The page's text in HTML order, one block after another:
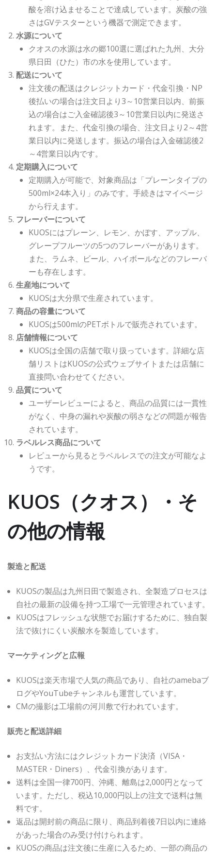
酸を溶け込ませることで達成しています。炭酸の強
さはGVテスターという機器で測定できます。
水源について
クオスの水源は水の郷100選に選ばれた九州、大分
県日田（ひた）市の水を使用しています。
配送について
注文後の配送はクレジットカード・代金引換・NP
後払いの場合は注文日より3～10営業日以内、前振
込の場合はご入金確認後3～10営業日以内に発送さ
れます。また、代金引換の場合、注文日より2～4営
業日以内に発送します。振込の場合は入金確認後2
～4営業日以内です。
定期購入について
定期購入が可能で、対象商品は「プレーンタイプの
500ml×24本入り」のみです。手続きはマイページ
から行えます。
フレーバーについて
KUOSにはプレーン、レモン、かぼす、アップル、
グレープフルーツの5つのフレーバーがあります。
また、ラムネ、ビール、ハイボールなどのフレーバ
ーも存在します。
生産地について
KUOSは大分県で生産されています。
商品の容量について
KUOSは500mlのPETボトルで販売されています。
店舗情報について
KUOSは全国の店舗で取り扱っています。詳細な店
舗リストはKUOSの公式ウェブサイトまたは店舗に
直接問い合わせてください。
品質について
ユーザーレビューによると、商品の品質には一貫性
がなく、中身の漏れや炭酸の弱さなどの問題が報告
されています。
ラベルレス商品について
レビューから見るとラベルレスでの注文が可能なよ
うです。
KUOS（クオス）・そ
の他の情報
製造と配送
KUOSの製品は九州日田で製造され、全製造プロセスは
自社の最新の設備を持つ工場で一元管理されています。
KUOSはフレッシュな状態でお届けするために、独自製
法で抜けにくい炭酸水を製造しています。
マーケティングと広報
KUOSは楽天市場で人気の商品であり、自社のamebaブ
ログやYouTubeチャンネルも運営しています。
CMの撮影は工場前の河川敷で行われています。
販売と配送詳細
お支払い方法にはクレジットカード決済（VISA・
MASTER・Diners）、代金引換があります。
送料は全国一律700円、沖縄、離島は2,000円となって
います。ただし、税込10,000円以上の注文で送料は無
料です。
返品は開封前の商品に限り、商品到着後7日以内に連絡
があった場合のみ受け付けられます。
KUOSの商品は注文後に生産に入るため、一部の商品の